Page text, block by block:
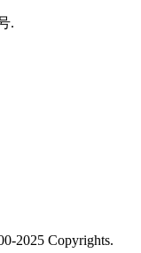
.
2025 Copyrights.